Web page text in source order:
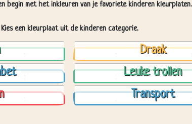
begin met het inkleuren van je favoriete kinderen kleurplaten.
Kies een kleurplaat uit de kinderen categorie.
Draak
Leuke trollen
Transport